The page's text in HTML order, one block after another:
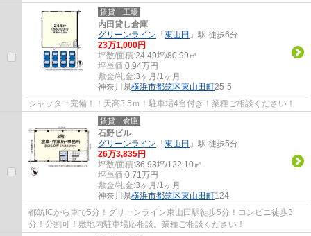
賃貸｜工場
内田貸し倉庫
グリーンライン 「 東山田 」駅 徒歩6分
23万1,000円
坪数/面積:24.49坪/80.99㎡
坪単価:0.94万円
敷金/礼金:3ヶ月/1ヶ月
神奈川県横浜市都筑区東山田町25-5
シャッター完備！！天高3.5ｍ！駐車場4台付き！業種ご相談ください！
賃貸｜倉庫
石野ビル
グリーンライン 「 東山田 」駅 徒歩5分
26万3,835円
坪数/面積:36.93坪/122.10㎡
坪単価:0.71万円
敷金/礼金:3ヶ月/1ヶ月
神奈川県横浜市都筑区東山田町124
都筑ICから車で5分！グリーンライン東山田駅徒歩5分！コンビニ徒歩3
分！分割可！敷地内駐車場応相談。業種ご相談ください！